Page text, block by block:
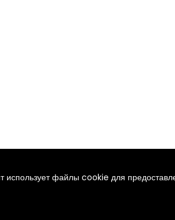
использует файлы cookie для